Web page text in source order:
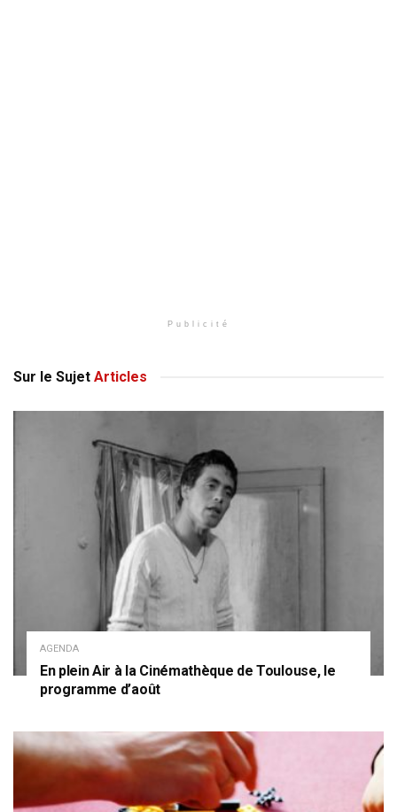
Publicité
Sur le Sujet Articles
AGENDA
En plein Air à la Cinémathèque de Toulouse, le
programme d’août